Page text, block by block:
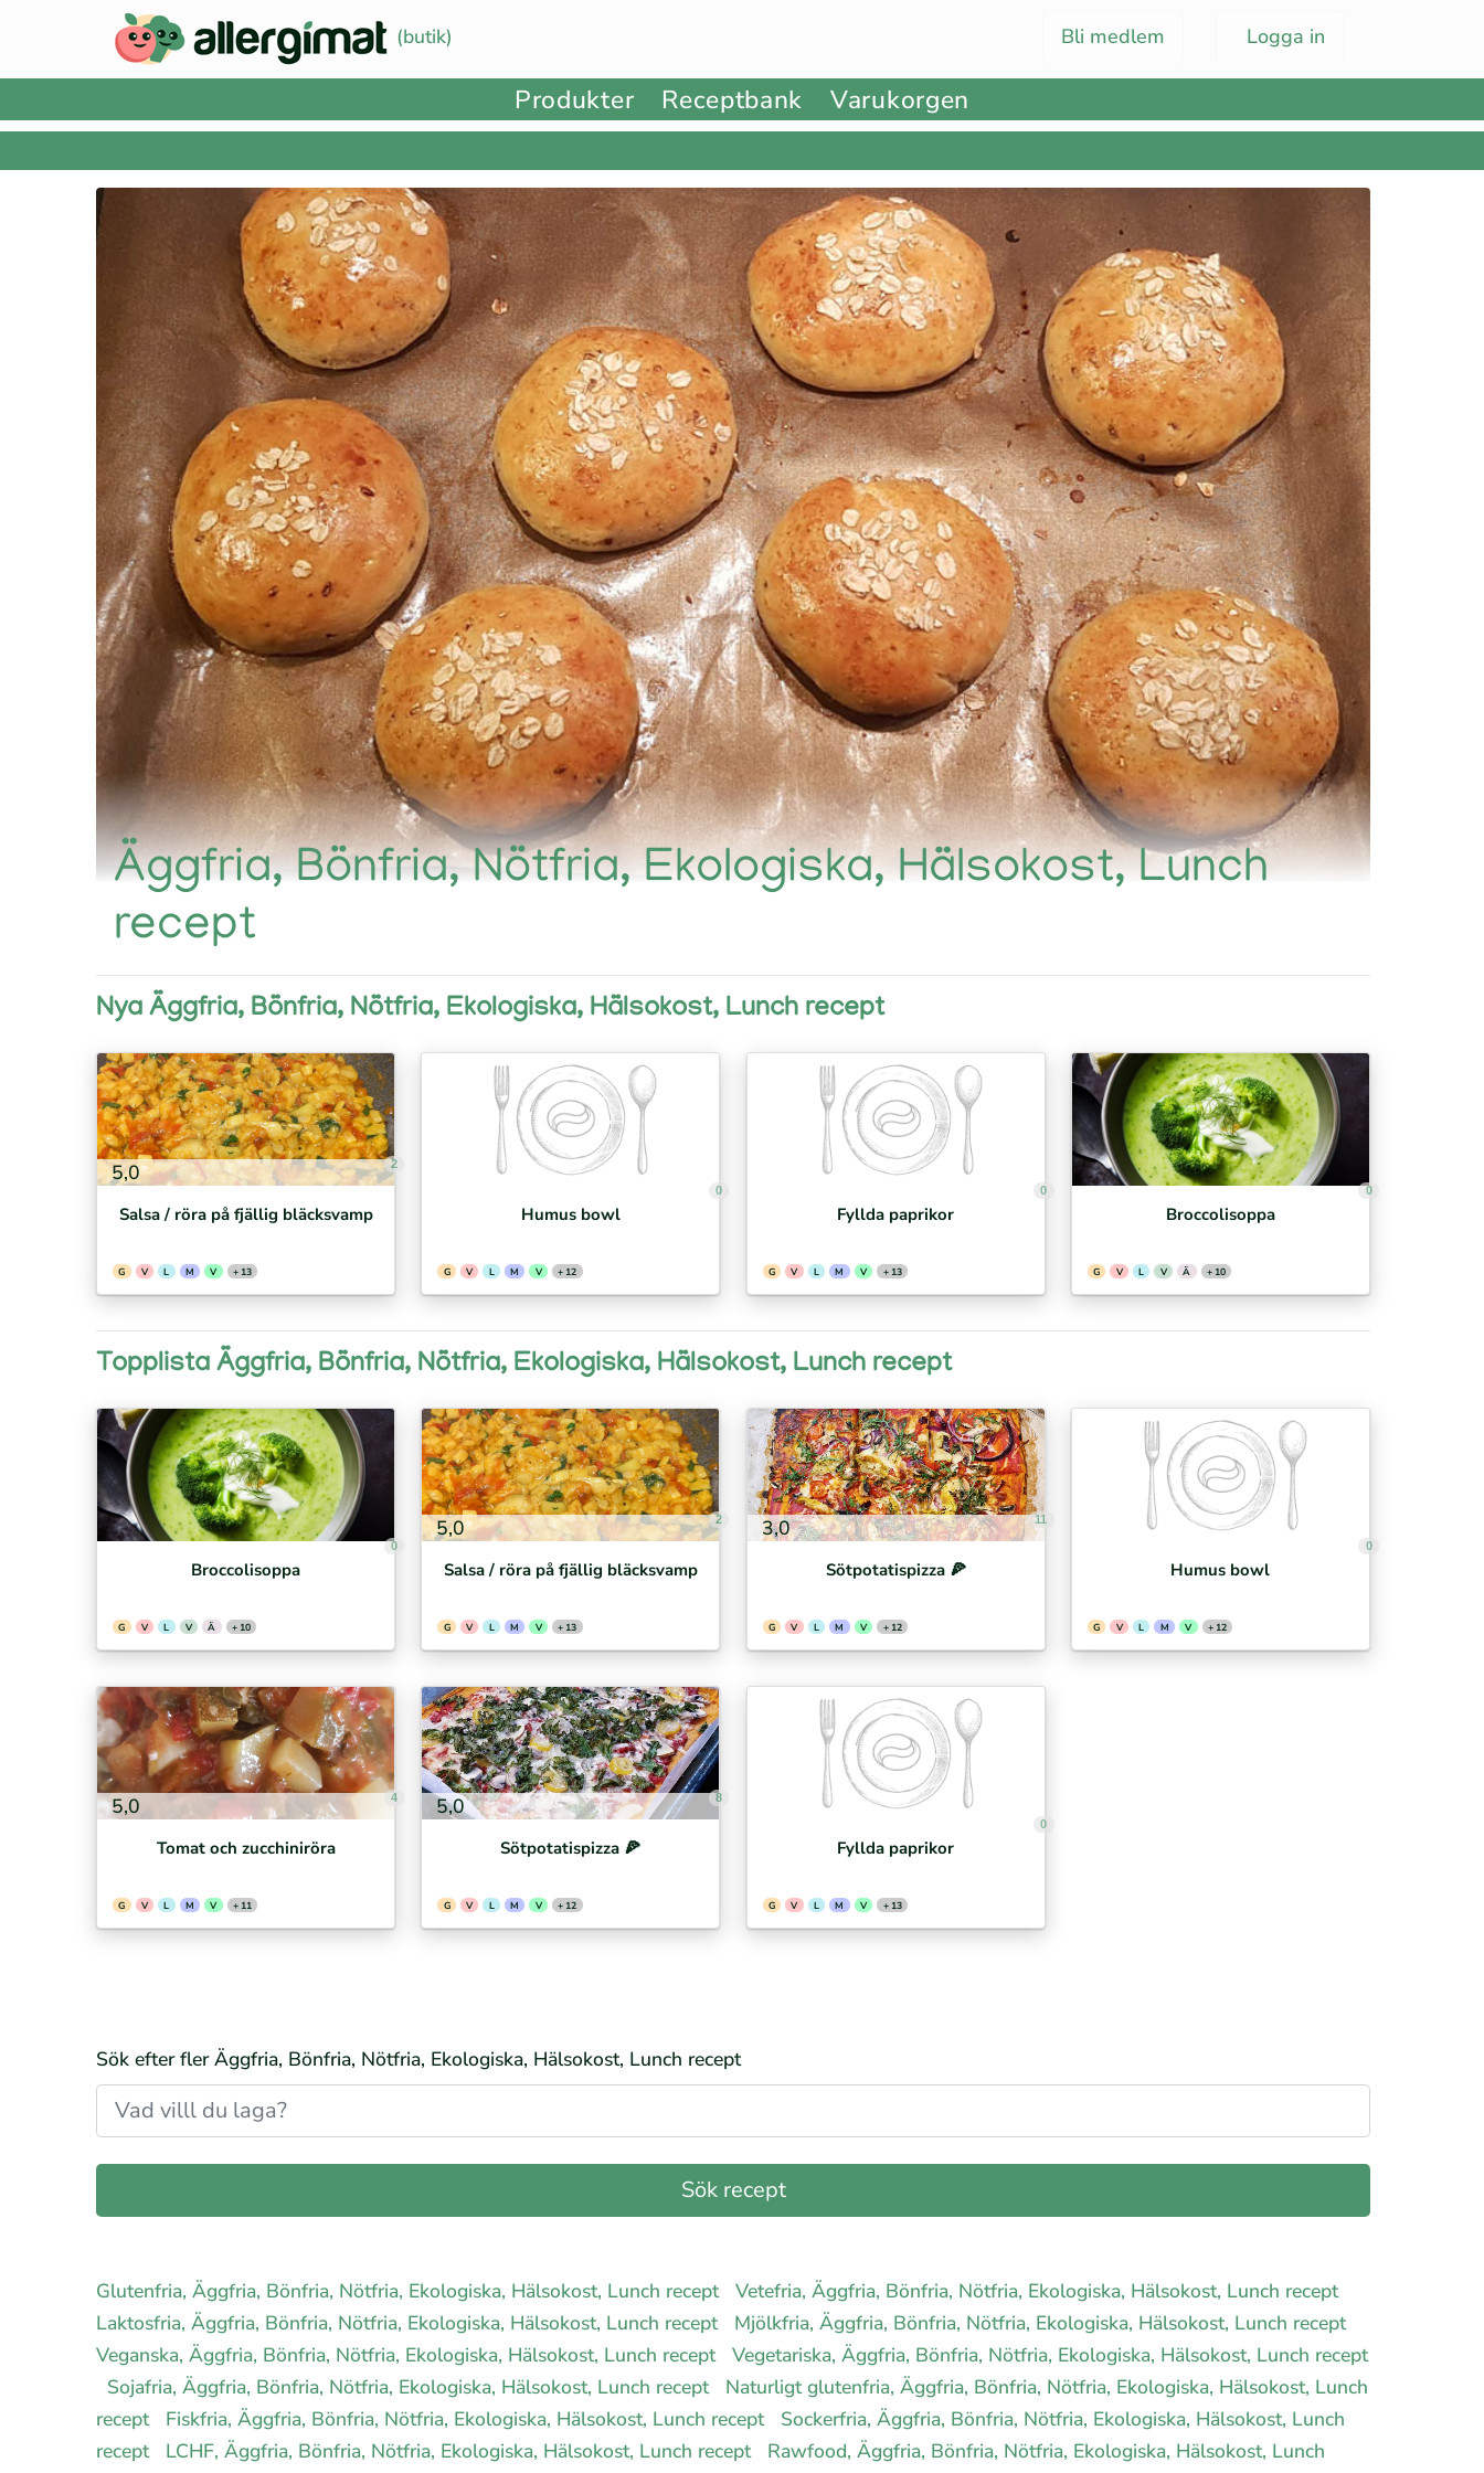
(butik) Logga in
Bli medlem
Produkter Receptbank Varukorgen
Äggfria, Bönfria, Nötfria, Ekologiska, Hälsokost, Lunch
recept
Nya Äggfria, Bönfria, Nötfria, Ekologiska, Hälsokost, Lunch recept
5,0 2
Salsa / röra på fjällig bläcksvamp
G V L M V + 13
0
Humus bowl
G V L M V + 12
0
Fyllda paprikor
G V L M V + 13
0
Broccolisoppa
G V L V Ä + 10
Topplista Äggfria, Bönfria, Nötfria, Ekologiska, Hälsokost, Lunch recept
0
Broccolisoppa
G V L V Ä + 10
5,0 2
Salsa / röra på fjällig bläcksvamp
G V L M V + 13
3,0 11
Sötpotatispizza 🍕⁣
G V L M V + 12
0
Humus bowl
G V L M V + 12
5,0 4
Tomat och zucchiniröra
G V L M V + 11
5,0 8
Sötpotatispizza 🍕⁣
G V L M V + 12
0
Fyllda paprikor
G V L M V + 13
Sök efter fler Äggfria, Bönfria, Nötfria, Ekologiska, Hälsokost, Lunch recept
Glutenfria, Äggfria, Bönfria, Nötfria, Ekologiska, Hälsokost, Lunch recept Vetefria, Äggfria, Bönfria, Nötfria, Ekologiska, Hälsokost, Lunch recept
Laktosfria, Äggfria, Bönfria, Nötfria, Ekologiska, Hälsokost, Lunch recept
Mjölkfria, Äggfria, Bönfria, Nötfria, Ekologiska, Hälsokost, Lunch recept
Veganska, Äggfria, Bönfria, Nötfria, Ekologiska, Hälsokost, Lunch recept Vegetariska, Äggfria, Bönfria, Nötfria, Ekologiska, Hälsokost, Lunch recept
Sojafria, Äggfria, Bönfria, Nötfria, Ekologiska, Hälsokost, Lunch recept
Naturligt glutenfria, Äggfria, Bönfria, Nötfria, Ekologiska, Hälsokost, Lunch
recept
Fiskfria, Äggfria, Bönfria, Nötfria, Ekologiska, Hälsokost, Lunch recept
Sockerfria, Äggfria, Bönfria, Nötfria, Ekologiska, Hälsokost, Lunch
recept
LCHF, Äggfria, Bönfria, Nötfria, Ekologiska, Hälsokost, Lunch recept
Rawfood, Äggfria, Bönfria, Nötfria, Ekologiska, Hälsokost, Lunch